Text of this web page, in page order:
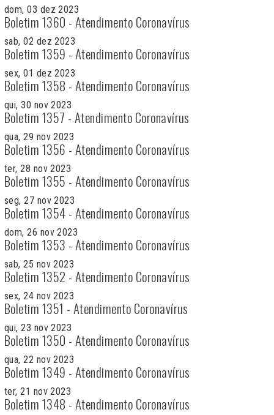
dom, 03 dez 2023
Boletim 1360 - Atendimento Coronavírus
sab, 02 dez 2023
Boletim 1359 - Atendimento Coronavírus
sex, 01 dez 2023
Boletim 1358 - Atendimento Coronavírus
qui, 30 nov 2023
Boletim 1357 - Atendimento Coronavírus
qua, 29 nov 2023
Boletim 1356 - Atendimento Coronavírus
ter, 28 nov 2023
Boletim 1355 - Atendimento Coronavírus
seg, 27 nov 2023
Boletim 1354 - Atendimento Coronavírus
dom, 26 nov 2023
Boletim 1353 - Atendimento Coronavírus
sab, 25 nov 2023
Boletim 1352 - Atendimento Coronavírus
sex, 24 nov 2023
Boletim 1351 - Atendimento Coronavírus
qui, 23 nov 2023
Boletim 1350 - Atendimento Coronavírus
qua, 22 nov 2023
Boletim 1349 - Atendimento Coronavírus
ter, 21 nov 2023
Boletim 1348 - Atendimento Coronavírus